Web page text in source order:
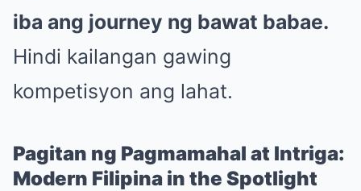
iba ang journey ng bawat babae.
Hindi kailangan gawing
kompetisyon ang lahat.
Pagitan ng Pagmamahal at Intriga:
Modern Filipina in the Spotlight